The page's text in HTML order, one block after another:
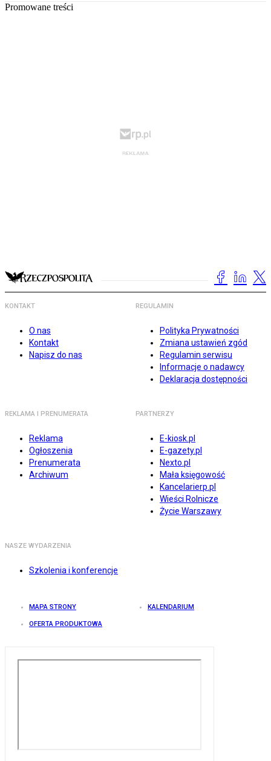
Promowane treści
KONTAKT
O nas
Kontakt
Napisz do nas
REGULAMIN
Polityka Prywatności
Zmiana ustawień zgód
Regulamin serwisu
Informacje o nadawcy
Deklaracja dostępności
REKLAMA I PRENUMERATA
Reklama
Ogłoszenia
Prenumerata
Archiwum
PARTNERZY
E-kiosk.pl
E-gazety.pl
Nexto.pl
Mała księgowość
Kancelarierp.pl
Wieści Rolnicze
Życie Warszawy
NASZE WYDARZENIA
Szkolenia i konferencje
MAPA STRONY KALENDARIUM
OFERTA PRODUKTOWA